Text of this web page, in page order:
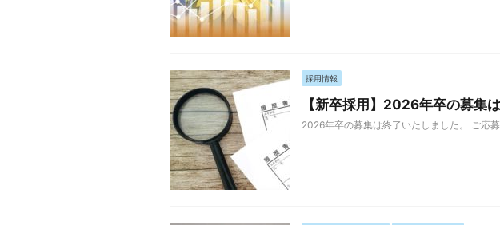
採用情報
【新卒採用】2026年卒の募集
2026年卒の募集は終了いたしました。 ご応